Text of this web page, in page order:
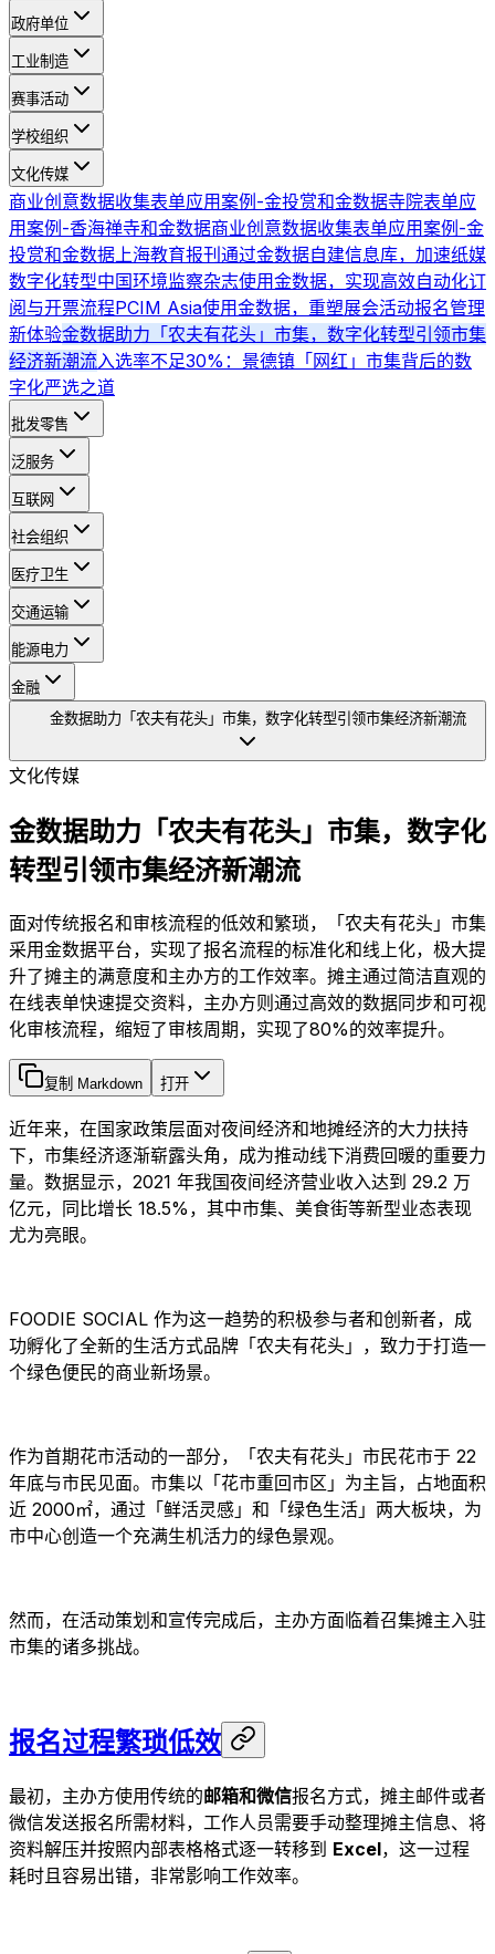
政府单位
工业制造
赛事活动
学校组织
文化传媒
商业创意数据收集表单应用案例-金投赏和金数据寺院表单应
用案例-香海禅寺和金数据商业创意数据收集表单应用案例-金
投赏和金数据 上海教育报刊通过金数据自建信息库，加速纸媒
数字化转型中国环境监察杂志使用金数据，实现高效自动化订
阅与开票流程PCIM Asia使用金数据，重塑展会活动报名管理
新体验金数据助力「农夫有花头」市集，数字化转型引领市集
经济新潮流入选率不足30%：景德镇「网红」市集背后的数
字化严选之道
批发零售
泛服务
互联网
社会组织
医疗卫生
交通运输
能源电力
金融
金数据助力「农夫有花头」市集，数字化转型引领市集经济新潮流
文化传媒
金数据助力「农夫有花头」市集，数字化
转型引领市集经济新潮流
面对传统报名和审核流程的低效和繁琐，「农夫有花头」市集
采用金数据平台，实现了报名流程的标准化和线上化，极大提
升了摊主的满意度和主办方的工作效率。摊主通过简洁直观的
在线表单快速提交资料，主办方则通过高效的数据同步和可视
化审核流程，缩短了审核周期，实现了80%的效率提升。
复制 Markdown 打开
近年来，在国家政策层面对夜间经济和地摊经济的大力扶持
下，市集经济逐渐崭露头角，成为推动线下消费回暖的重要力
量。数据显示，2021 年我国夜间经济营业收入达到 29.2 万
亿元，同比增长 18.5%，其中市集、美食街等新型业态表现
尤为亮眼。
FOODIE SOCIAL 作为这一趋势的积极参与者和创新者，成
功孵化了全新的生活方式品牌「农夫有花头」，致力于打造一
个绿色便民的商业新场景。
作为首期花市活动的一部分，「农夫有花头」市民花市于 22
年底与市民见面。市集以「花市重回市区」为主旨，占地面积
近 2000㎡，通过「鲜活灵感」和「绿色生活」两大板块，为
市中心创造一个充满生机活力的绿色景观。
然而，在活动策划和宣传完成后，主办方面临着召集摊主入驻
市集的诸多挑战。
报名过程繁琐低效
最初，主办方使用传统的邮箱和微信报名方式，摊主邮件或者
微信发送报名所需材料，工作人员需要手动整理摊主信息、将
资料解压并按照内部表格格式逐一转移到 Excel，这一过程
耗时且容易出错，非常影响工作效率。